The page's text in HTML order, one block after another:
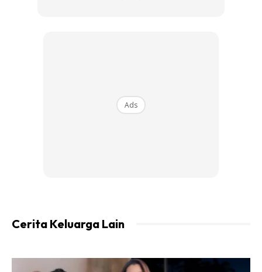
Ads
Cerita Keluarga Lain